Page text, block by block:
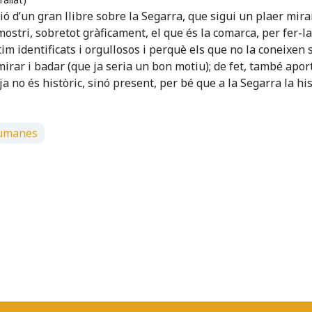
d’un gran llibre sobre la Segarra, que sigui un plaer
sobretot gràficament, el que és la comarca, per fer-la
identificats i orgullosos i perquè els que no la coneixen
i badar (que ja seria un bon motiu); de fet, també
no és històric, sinó present, per bé que a la Segarra la